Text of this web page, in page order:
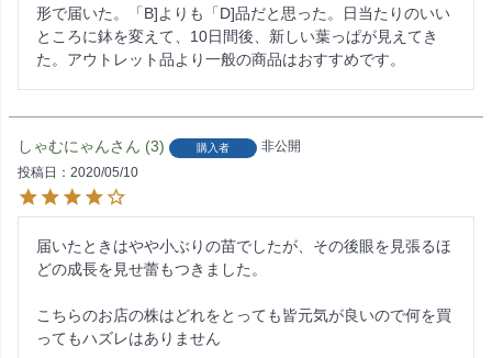
形で届いた。「B]よりも「D]品だと思った。日当たりのいい
ところに鉢を変えて、10日間後、新しい葉っぱが見えてき
た。アウトレット品より一般の商品はおすすめです。
しゃむにゃん 3 購入者
非公開
投稿日
2020/05/10
届いたときはやや小ぶりの苗でしたが、その後眼を見張るほ
どの成長を見せ蕾もつきました。
こちらのお店の株はどれをとっても皆元気が良いので何を買
ってもハズレはありません